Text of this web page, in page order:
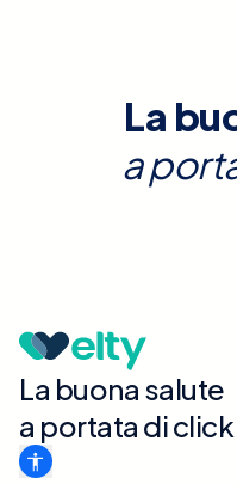
La
a
La buona salute
a portata di